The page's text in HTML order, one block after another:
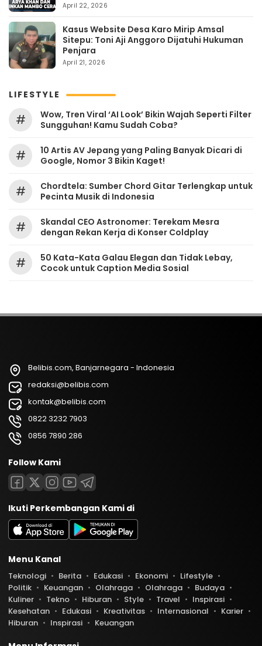
April 22, 2026
Kasus Website Desa Karo Mirip Amsal
Sitepu: Toni Aji Anggoro Dijatuhi Hukuman
Penjara
April 21, 2026
LIFESTYLE
#
Wow, Tren Viral ‘AI Look’ Bikin Wajah Seperti Filter
Sungguhan! Kamu Sudah Coba?
#
10 Artis AV Jepang yang Paling Banyak Dicari di
Google, Nomor 3 Bikin Kaget!
#
Chordtela: Sumber Chord Gitar Terlengkap untuk
Pecinta Musik di Indonesia
#
Skandal CEO Astronomer: Terekam Mesra
dengan Rekan Kerja di Konser Coldplay
#
50 Kata-Kata Galau Elegan dan Tidak Lebay,
Cocok untuk Caption Media Sosial
Belibis.com, Banjarnegara - Indonesia
redaksi@belibis.com
kontak@belibis.com
0822 3232 7903
0856 7890 286
Follow Kami
Ikuti Perkembangan Kami di
Menu Kanal
Teknologi Berita Edukasi Ekonomi
Lifestyle
Politik
Keuangan Olahraga Olahraga
Budaya
Kuliner
Tekno Hiburan Style Travel
Inspirasi
Kesehatan
Edukasi Kreativitas Internasional
Karier
Hiburan
Inspirasi Keuangan